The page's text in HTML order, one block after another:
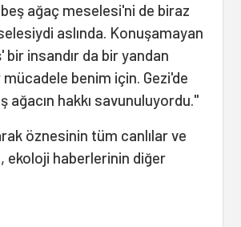
ağaç meselesi'ni de biraz
aslında. Konuşamayan
insandır da bir yandan
benim için. Gezi'de
ağacın hakkı savunuluyordu."
öznesinin tüm canlılar ve
ekoloji haberlerinin diğer